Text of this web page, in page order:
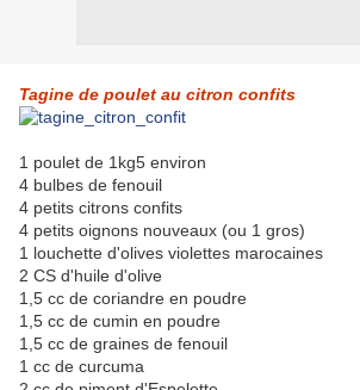
Tagine de poulet au citron confits
1 poulet de 1kg5 environ
4 bulbes de fenouil
4 petits citrons confits
4 petits oignons nouveaux (ou 1 gros)
1 louchette d'olives violettes marocaines
2 CS d'huile d'olive
1,5 cc de coriandre en poudre
1,5 cc de cumin en poudre
1,5 cc de graines de fenouil
1 cc de curcuma